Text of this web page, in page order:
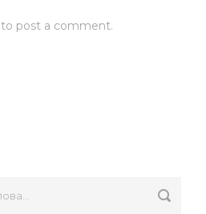
to post a comment.